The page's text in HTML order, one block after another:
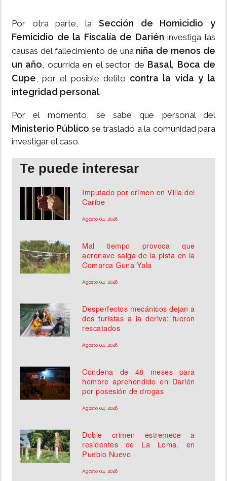
Por otra parte, la Sección de Homicidio y
Femicidio de la Fiscalía de Darién investiga las
causas del fallecimiento de una niña de menos de
un año, ocurrida en el sector de Basal, Boca de
Cupe, por el posible delito contra la vida y la
integridad personal.
Por el momento, se sabe que personal del
Ministerio Público se trasladó a la comunidad para
investigar el caso.
Te puede interesar
Imputado por crimen en Villa del
Caribe
Agosto 04, 2026
Mal tiempo provoca que
aeronave salga de la pista en la
Comarca Guna Yala
Agosto 04, 2026
Desperfectos mecánicos dejan a
dos turistas a la deriva; fueron
rescatados
Agosto 04, 2026
Condena de 48 meses para
hombre aprehendido en Darién
por posesión de drogas
Agosto 04, 2026
Doble crimen estremece a
residentes de La Loma, en
Pueblo Nuevo
Agosto 04, 2026